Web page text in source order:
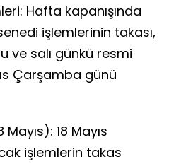
Hafta kapanışında
işlemlerinin takası,
ve salı günkü resmi
Çarşamba günü
18 Mayıs
işlemlerin takas